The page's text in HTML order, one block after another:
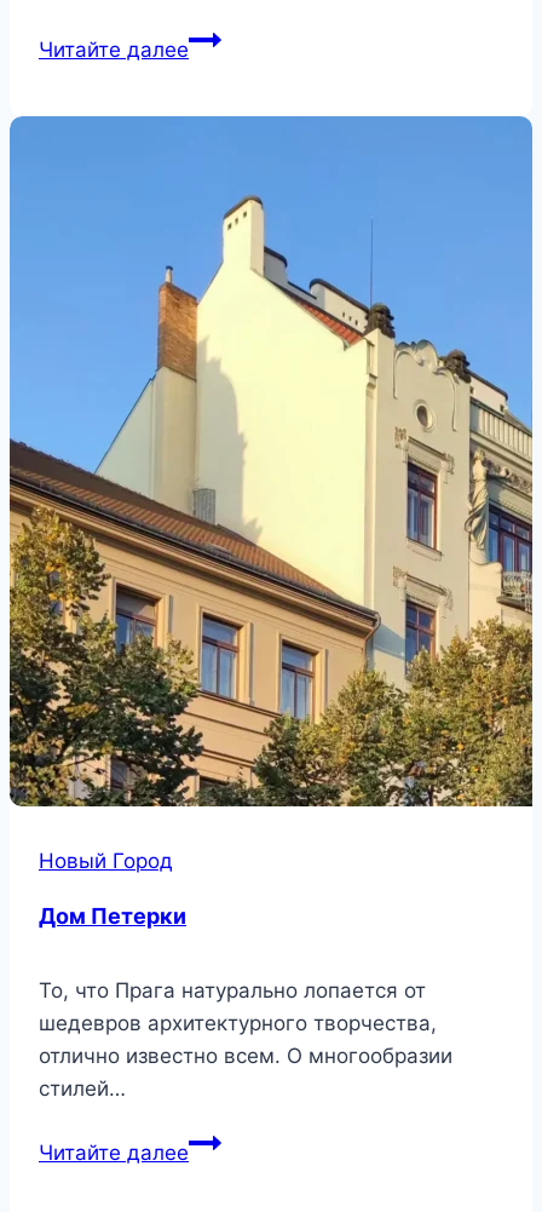
Читайте далееДворец
Новый Город
Дом Петерки
То, что Прага натурально лопается от
шедевров архитектурного творчества,
отлично известно всем. О многообразии
стилей…
Читайте далееДом